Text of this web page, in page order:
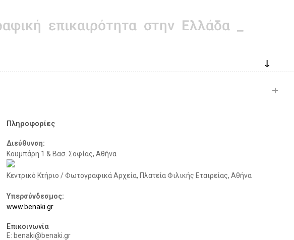
↓
Πληροφορίες
Διεύθυνση:
Κουμπάρη 1 & Βασ. Σοφίας, Αθήνα
Κεντρικό Κτήριο / Φωτογραφικά Αρχεία, Πλατεία Φιλικής Εταιρείας, Αθήνα
Υπερσύνδεσμος:
www.benaki.gr
Επικοινωνία
E: benaki@benaki.gr